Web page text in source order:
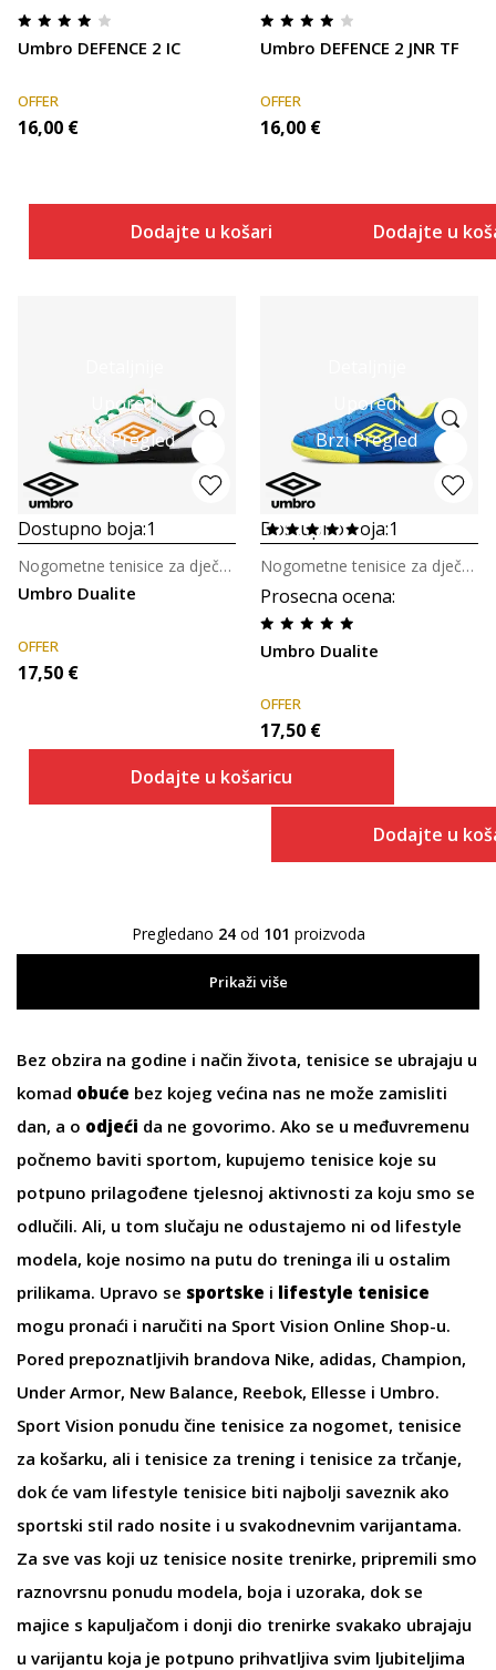
Umbro DEFENCE 2 IC
OFFER
16,00 €
Dodajte u košaricu
Umbro DEFENCE 2 JNR TF
OFFER
16,00 €
Dodajte u
Uporedi
Brzi Pregled
Dostupno boja:1
Umbro Dualite
Nogometne tenisice za dječake
OFFER
17,50 €
Dodajte u košaricu
Uporedi
Brzi Pregled
Dostupno boja:1
Prosecna ocena:
Umbro Dualite
Nogometne tenisice za dječake
OFFER
17,50 €
Dodajte u
Pregledano 24od 101 proizvoda
Prikaži više
Bez obzira na godine i način života, tenisice se ubrajaju u
komad obuće bez kojeg većina nas ne može zamisliti
dan, a o odjeći da ne govorimo. Ako se u međuvremenu
počnemo baviti sportom, kupujemo tenisice koje su
potpuno prilagođene tjelesnoj aktivnosti za koju smo se
odlučili. Ali, u tom slučaju ne odustajemo ni od lifestyle
modela, koje nosimo na putu do treninga ili u ostalim
prilikama. Upravo se sportske i lifestyle tenisice
mogu pronaći i naručiti na Sport Vision Online Shop-u.
Pored prepoznatljivih brandova Nike, adidas, Champion,
Under Armor, New Balance, Reebok, Ellesse i Umbro.
Sport Vision ponudu čine tenisice za nogomet, tenisice
za košarku, ali i tenisice za trening i tenisice za trčanje,
dok će vam lifestyle tenisice biti najbolji saveznik ako
sportski stil rado nosite i u svakodnevnim varijantama.
Za sve vas koji uz tenisice nosite trenirke, pripremili smo
raznovrsnu ponudu modela, boja i uzoraka, dok se
majice s kapuljačom i donji dio trenirke svakako ubrajaju
u varijantu koja je potpuno prihvatljiva svim ljubiteljima